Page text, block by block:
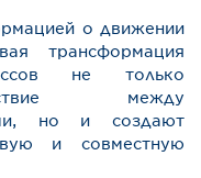
о движении
трансформация
не только
между
но и создают
и совместную